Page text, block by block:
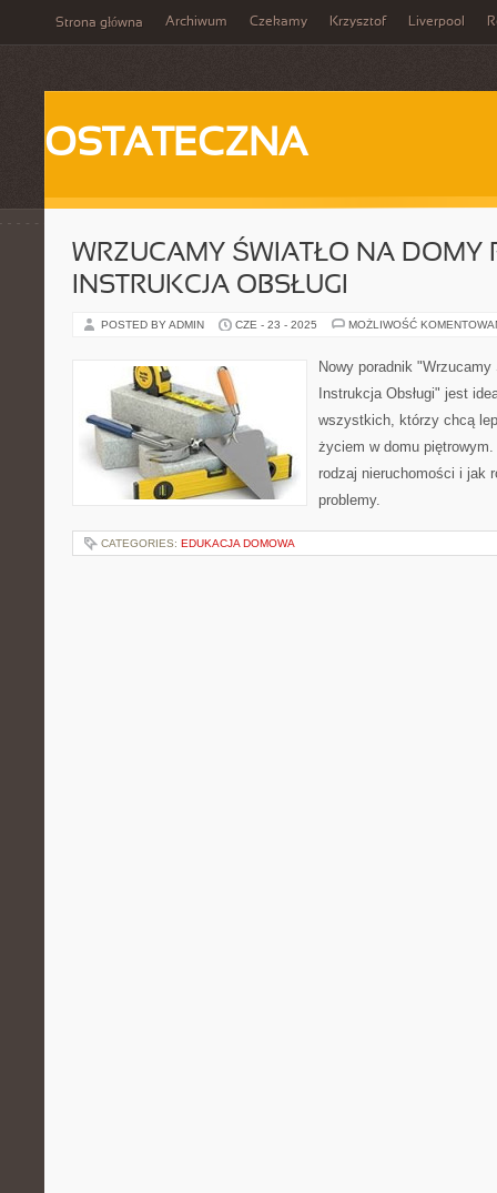
Strona główna Archiwum Czekamy Krzysztof Liverpool
OSTATECZNA
WRZUCAMY ŚWIATŁO NA DOMY
INSTRUKCJA OBSŁUGI
POSTED BY ADMIN CZE - 23 - 2025 MOŻLIWOŚĆ
Nowy poradnik
Instrukcja Obsługi" jest
wszystkich, którzy chcą
życiem w domu
rodzaj nieruchomości i jak
problemy.
CATEGORIES: EDUKACJA DOMOWA